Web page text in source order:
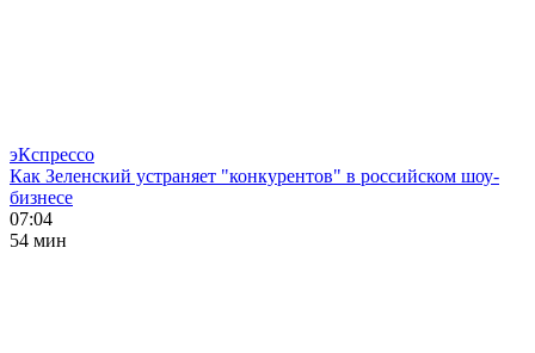
эКспрессо
Как Зеленский устраняет "конкурентов" в российском шоу-
бизнесе
07:04
54 мин